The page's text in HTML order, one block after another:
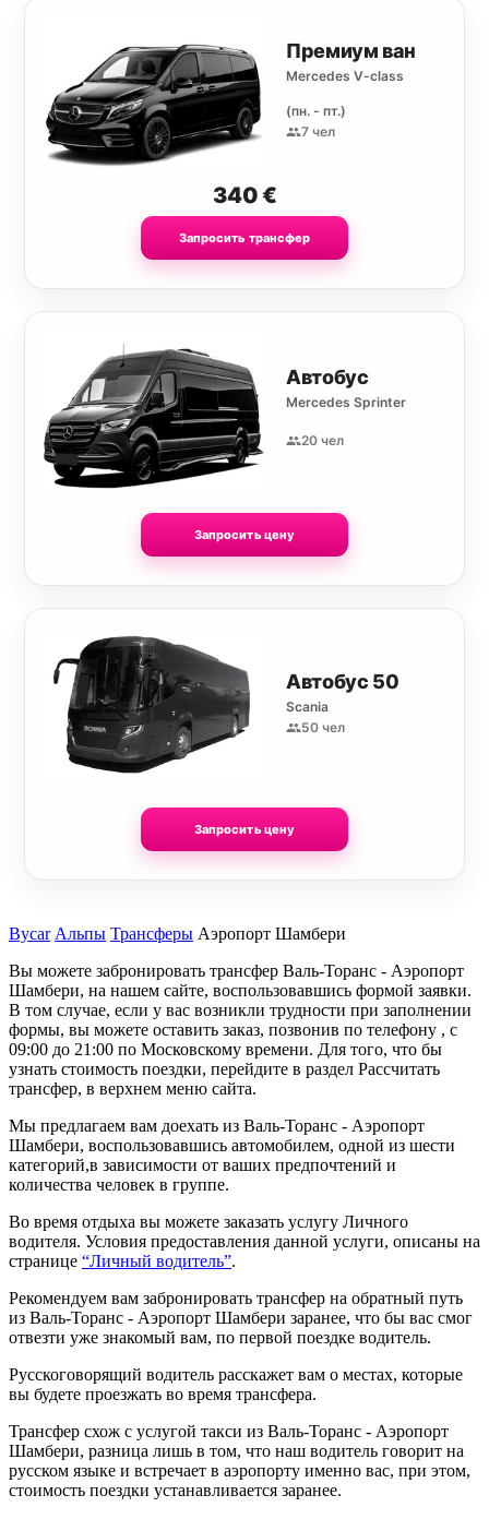
Премиум ван
Mercedes V-class
(пн. - пт.)
7 чел
340€
Запросить трансфер
Автобус
Mercedes Sprinter
20 чел
Запросить цену
Автобус 50
Scania
50 чел
Запросить цену
Bycar Альпы Трансферы Аэропорт Шамбери
Вы можете забронировать трансфер Валь-Торанс - Аэропорт
Шамбери, на нашем сайте, воспользовавшись формой заявки.
В том случае, если у вас возникли трудности при заполнении
формы, вы можете оставить заказ, позвонив по телефону , с
09:00 до 21:00 по Московскому времени. Для того, что бы
узнать стоимость поездки, перейдите в раздел Рассчитать
трансфер, в верхнем меню сайта.
Мы предлагаем вам доехать из Валь-Торанс - Аэропорт
Шамбери, воспользовавшись автомобилем, одной из шести
категорий,в зависимости от ваших предпочтений и
количества человек в группе.
Во время отдыха вы можете заказать услугу Личного
водителя. Условия предоставления данной услуги, описаны на
странице “Личный водитель”.
Рекомендуем вам забронировать трансфер на обратный путь
из Валь-Торанс - Аэропорт Шамбери заранее, что бы вас смог
отвезти уже знакомый вам, по первой поездке водитель.
Русскоговорящий водитель расскажет вам о местах, которые
вы будете проезжать во время трансфера.
Трансфер схож с услугой такси из Валь-Торанс - Аэропорт
Шамбери, разница лишь в том, что наш водитель говорит на
русском языке и встречает в аэропорту именно вас, при этом,
стоимость поездки устанавливается заранее.